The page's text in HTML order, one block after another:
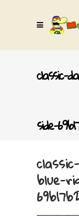
classic-
side-
blue-